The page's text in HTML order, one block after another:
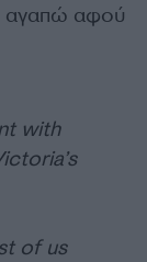
αγαπώ αφού
with
of us